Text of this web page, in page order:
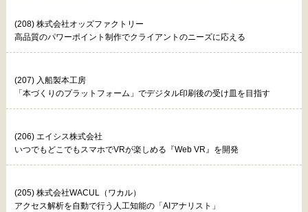
(208) 株式会社オッズファクトリー
高品質のパワーポイント制作でクライアントのニーズに応える
(207) 入船製本工房
「本づくりのプラットフォーム」でデジタル印刷後の受け皿を目指す
(206) エイシス株式会社
いつでもどこでもスマホでVRが楽しめる『Web VR』を開発
(205) 株式会社WACUL（ワカル）
アクセス解析を自動で行う人工知能の「AIアナリスト」